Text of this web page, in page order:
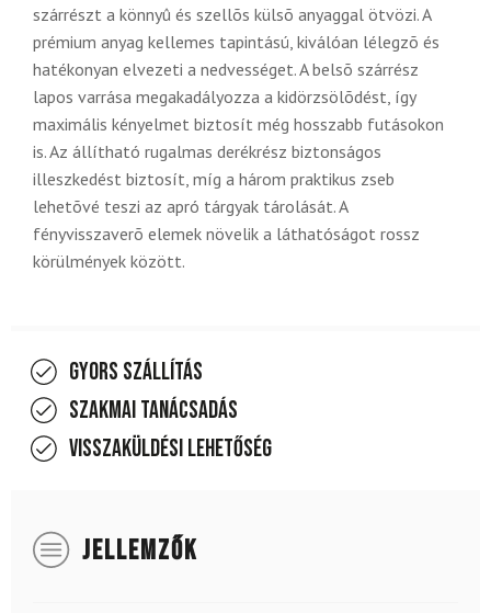
szárrészt a könnyû és szellõs külsõ anyaggal ötvözi. A
prémium anyag kellemes tapintású, kiválóan lélegzõ és
hatékonyan elvezeti a nedvességet. A belsõ szárrész
lapos varrása megakadályozza a kidörzsölõdést, így
maximális kényelmet biztosít még hosszabb futásokon
is. Az állítható rugalmas derékrész biztonságos
illeszkedést biztosít, míg a három praktikus zseb
lehetõvé teszi az apró tárgyak tárolását. A
fényvisszaverõ elemek növelik a láthatóságot rossz
körülmények között.
Gyors szállítás
Szakmai tanácsadás
Visszaküldési lehetőség
JELLEMZŐK